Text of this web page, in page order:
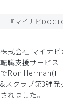
株式会社 マイナ
転職支援サービス
でRon Herman(
&スクラブ第3弾
されました。